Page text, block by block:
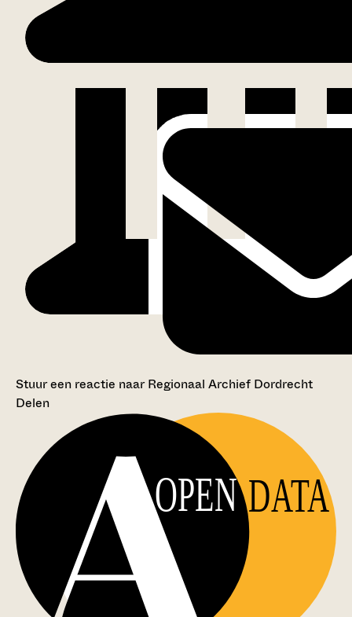
Stuur een reactie naar Regionaal Archief Dordrecht
Delen
OPEN DATA